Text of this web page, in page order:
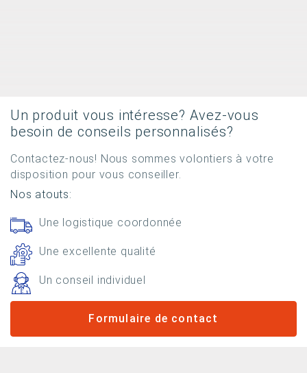
Un produit vous intéresse? Avez-vous
besoin de conseils personnalisés?
Contactez-nous! Nous sommes volontiers à votre
disposition pour vous conseiller.
Nos atouts:
Une logistique coordonnée
Une excellente qualité
Un conseil individuel
Formulaire de contact